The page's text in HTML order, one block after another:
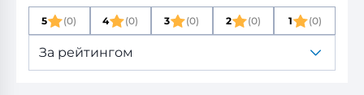
5 (0) 4 (0) 3 (0) 2 (0) 1 (0)
За рейтингом